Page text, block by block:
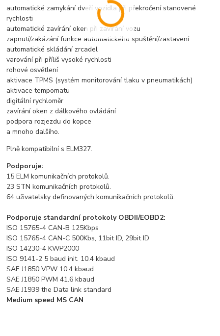
automatické zamykání dveří vozidla při překročení stanovené
rychlosti
automatické zavírání oken při zavírání vozu
zapnutí/zakázání funkce automatického spuštění/zastavení
automatické skládání zrcadel
varování při příliš vysoké rychlosti
rohové osvětlení
aktivace TPMS (systém monitorování tlaku v pneumatikách)
aktivace tempomatu
digitální rychloměr
zavírání oken z dálkového ovládání
podpora rozjezdu do kopce
a mnoho dalšího.
Plně kompatibilní s ELM327.
Podporuje:
15 ELM komunikačních protokolů.
23 STN komunikačních protokolů.
64 uživatelsky definovaných komunikačních protokolů.
Podporuje standardní protokoly OBDII/EOBD2:
ISO 15765-4 CAN-B 125Kbps
ISO 15765-4 CAN-C 500Kbs, 11bit ID, 29bit ID
ISO 14230-4 KWP2000
ISO 9141-2 5 baud init. 10.4 kbaud
SAE J1850 VPW 10.4 kbaud
SAE J1850 PWM 41.6 kbaud
SAE J1939 the Data link standard
Medium speed MS CAN